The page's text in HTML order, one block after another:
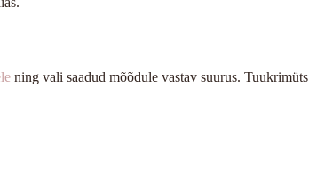
ning vali saadud mõõdule vastav suurus. Tuukrimüts